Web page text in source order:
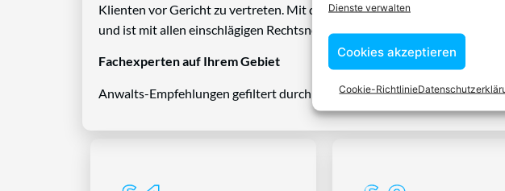
Dienste verwalten
Cookies akzeptieren
Cookie-Richtlinie
Klienten vor Gericht zu vertreten. Mit diesem Wissen kennt er alle
und ist mit allen einschlägigen Rechtsnormen vertraut.
Fachexperten auf Ihrem Gebiet
Anwalts-Empfehlungen gefiltert durch das RechtEasy-Team -Best